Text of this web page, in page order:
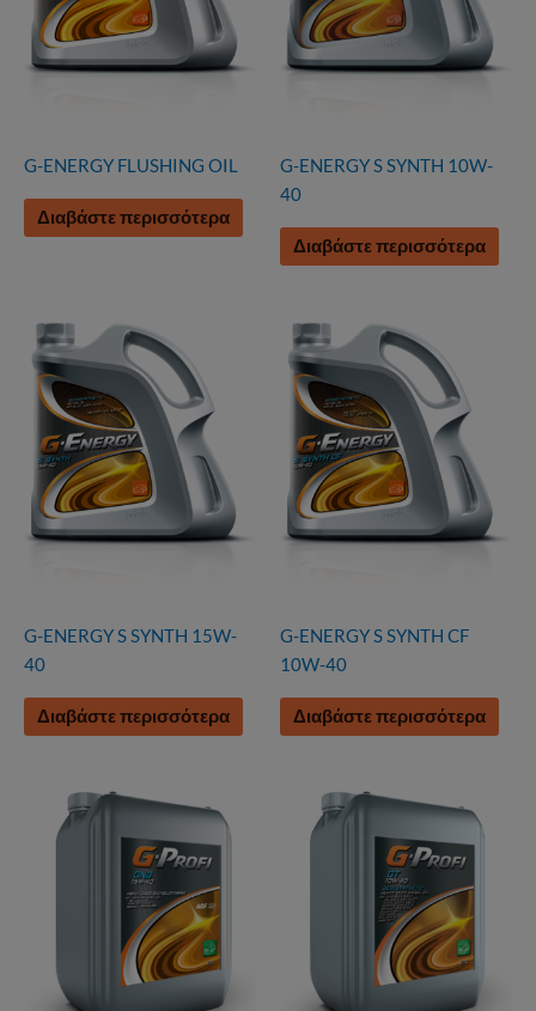
G-ENERGY FLUSHING OIL
Διαβάστε περισσότερα
G-ENERGY S SYNTH 10W-
40
Διαβάστε περισσότερα
G-ENERGY S SYNTH 15W-
40
Διαβάστε περισσότερα
G-ENERGY S SYNTH CF
10W-40
Διαβάστε περισσότερα